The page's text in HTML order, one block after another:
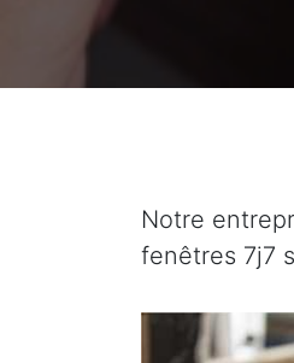
Notre
fenêtres 7j7